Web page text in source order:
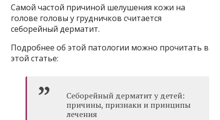
Самой частой причиной шелушения кожи на
голове головы у грудничков считается
себорейный дерматит.
Подробнее об этой патологии можно прочитать в
этой статье:
Себорейный дерматит у детей:
причины, признаки и принципы
лечения